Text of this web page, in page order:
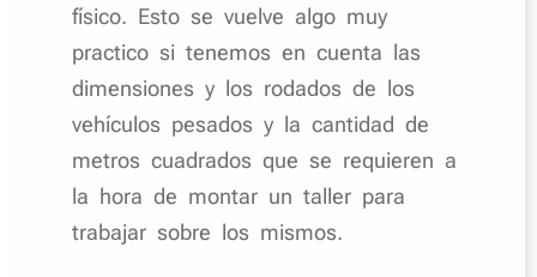
físico. Esto se vuelve algo muy
practico si tenemos en cuenta las
dimensiones y los rodados de los
vehículos pesados y la cantidad de
metros cuadrados que se requieren a
la hora de montar un taller para
trabajar sobre los mismos.